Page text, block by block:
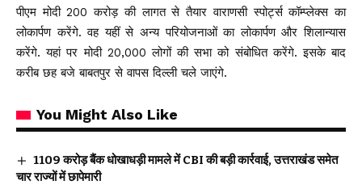
पीएम मोदी 200 करोड़ की लागत से तैयार वाराणसी स्पोर्ट्स कॉम्प्लेक्स का
लोकार्पण करेंगे. वह यहीं से अन्य परियोजनाओं का लोकार्पण और शिलान्यास
करेंगे. यहां पर मोदी 20,000 लोगों की सभा को संबोधित करेंगे. इसके बाद
करीब छह बजे बाबतपुर से वापस दिल्ली चले जाएंगे.
You Might Also Like
₹1109 करोड़ बैंक धोखाधड़ी मामले में CBI की बड़ी कार्रवाई, उत्तराखंड समेत
चार राज्यों में छापेमारी